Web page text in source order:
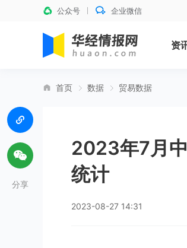
公众号 企业微信
资
首页 数据 贸易数据
2023年7月
统计
2023-08-27 14:31
分享